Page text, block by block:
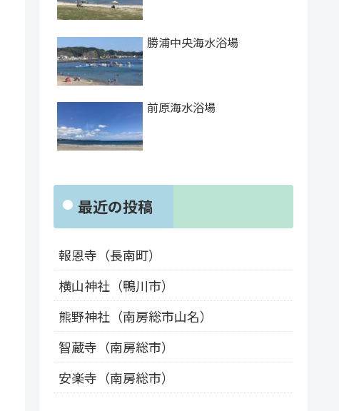
勝浦中央海水浴場
前原海水浴場
最近の投稿
報恩寺（長南町）
横山神社（鴨川市）
熊野神社（南房総市山名）
智蔵寺（南房総市）
安楽寺（南房総市）